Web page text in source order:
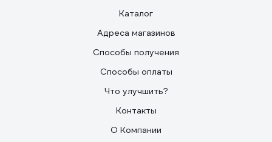
Каталог
Адреса магазинов
Способы получения
Способы оплаты
Что улучшить?
Контакты
О Компании